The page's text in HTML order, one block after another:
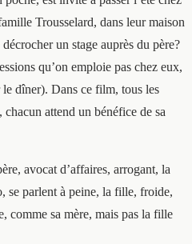
Trousselard, dans leur maison
un stage auprès du père?
qu’on emploie pas chez eux,
dîner). Dans ce film, tous les
attend un bénéfice de sa
avocat d’affaires, arrogant, la
se parlent à peine, la fille, froide,
comme sa mère, mais pas la fille